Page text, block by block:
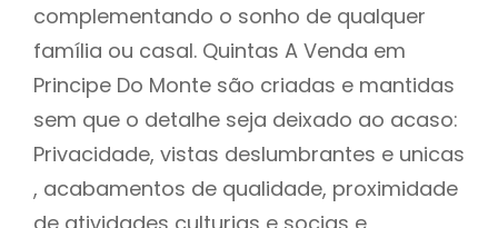
complementando o sonho de qualquer
família ou casal. Quintas A Venda em
Principe Do Monte são criadas e mantidas
sem que o detalhe seja deixado ao acaso:
Privacidade, vistas deslumbrantes e unicas
, acabamentos de qualidade, proximidade